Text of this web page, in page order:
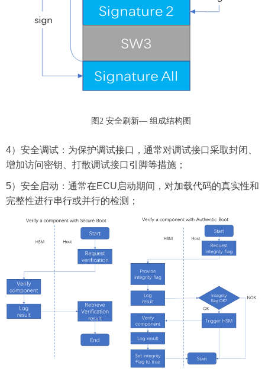
图2 安全刷新— 组成结构图
4）安全调试：为保护调试接口，通常对调试接口采取封闭、
增加访问密钥、打散调试接口引脚等措施；
5）安全启动：通常在ECU 启动期间，对加载代码的真实性和
完整性进行串行或并行的检测；